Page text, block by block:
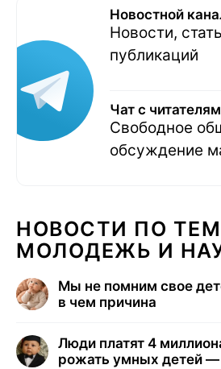
Новостной
Новости,
публикаций
Чат с
Свободное
обсуждение
НОВОСТИ ПО
МОЛОДЕЖЬ И
Мы не помним свое
в чем причина
Люди платят 4
рожать умных детей —